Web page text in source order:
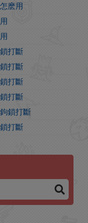
麽用
打斷
打斷
打斷
打斷
鎖打斷
打斷